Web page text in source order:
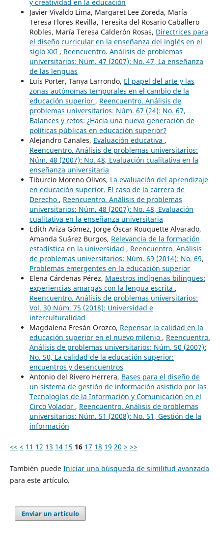
y creatividad en la educación
Javier Vivaldo Lima, Margaret Lee Zoreda, María
Teresa Flores Revilla, Teresita del Rosario Caballero
Robles, María Teresa Calderón Rosas, Directrices para
el diseño curricular en la enseñanza del inglés en el
siglo XXI , Reencuentro. Análisis de problemas
universitarios: Núm. 47 (2007): No. 47, La enseñanza
de las lenguas
Luis Porter, Tanya Larrondo, El papel del arte y las
zonas autónomas temporales en el cambio de la
educación superior , Reencuentro. Análisis de
problemas universitarios: Núm. 67 (24): No. 67,
Balances y retos: ¿Hacia una nueva generación de
políticas públicas en educación superior?
Alejandro Canales, Evaluación educativa ,
Reencuentro. Análisis de problemas universitarios:
Núm. 48 (2007): No. 48, Evaluación cualitativa en la
enseñanza universitaria
Tiburcio Moreno Olivos, La evaluación del aprendizaje
en educación superior. El caso de la carrera de
Derecho , Reencuentro. Análisis de problemas
universitarios: Núm. 48 (2007): No. 48, Evaluación
cualitativa en la enseñanza universitaria
Edith Ariza Gómez, Jorge Óscar Rouquette Alvarado,
Amanda Suárez Burgos, Relevancia de la formación
estadística en la universidad , Reencuentro. Análisis
de problemas universitarios: Núm. 69 (2014): No. 69,
Problemas emergentes en la educación superior
Elena Cárdenas Pérez, Maestros indígenas bilingües:
experiencias amargas con la lengua escrita ,
Reencuentro. Análisis de problemas universitarios:
Vol. 30 Núm. 75 (2018): Universidad e
interculturalidad
Magdalena Fresán Orozco, Repensar la calidad en la
educación superior en el nuevo milenio , Reencuentro.
Análisis de problemas universitarios: Núm. 50 (2007):
No. 50, La calidad de la educación superior:
encuentros y desencuentros
Antonio del Rivero Herrera, Bases para el diseño de
un sistema de gestión de información asistido por las
Tecnologías de la Información y Comunicación en el
Circo Volador , Reencuentro. Análisis de problemas
universitarios: Núm. 51 (2008): No. 51, Gestión de la
información
<< < 11 12 13 14 15 16 17 18 19 20 > >>
También puede Iniciar una búsqueda de similitud avanzada
para este artículo.
Enviar un artículo